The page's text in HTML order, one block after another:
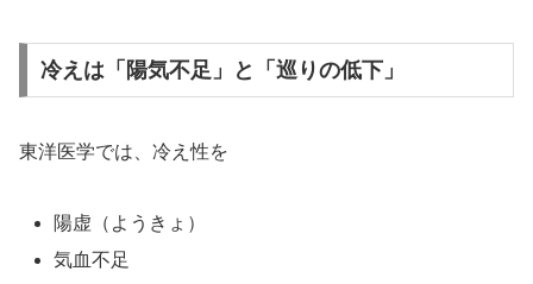
冷えは「陽気不足」と「巡りの低下」
東洋医学では、冷え性を
陽虚（ようきょ）
気血不足